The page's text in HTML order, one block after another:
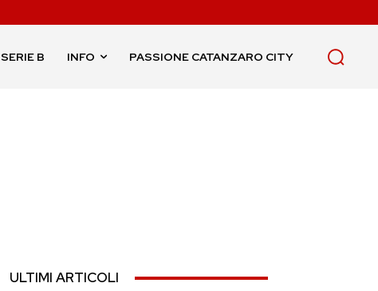
SERIE B INFO PASSIONE CATANZARO CITY
ULTIMI ARTICOLI